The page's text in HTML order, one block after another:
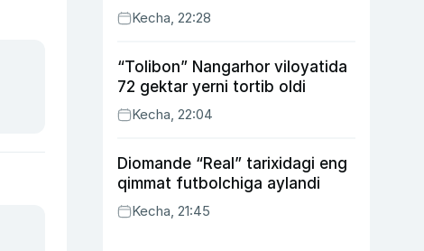
Kecha, 22:28
“Tolibon” Nangarhor viloyatida
72 gektar yerni tortib oldi
Kecha, 22:04
Diomande “Real” tarixidagi eng
qimmat futbolchiga aylandi
Kecha, 21:45